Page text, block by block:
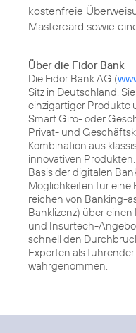
kostenfreie
Mastercard sowie
Über die Fidor Bank
Die Fidor Bank AG (
Sitz in Deutschland.
einzigartiger Produkte
Smart Giro- oder
Privat- und
Kombination aus
innovativen
Basis der digitalen
Möglichkeiten für eine
reichen von Banking-
Banklizenz) über
und Insurtech-
schnell den
Experten als
wahrgenommen.